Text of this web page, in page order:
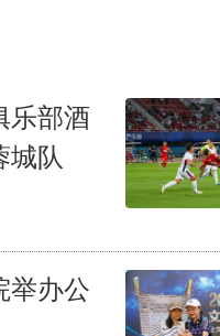
乐部酒
城队
举办公